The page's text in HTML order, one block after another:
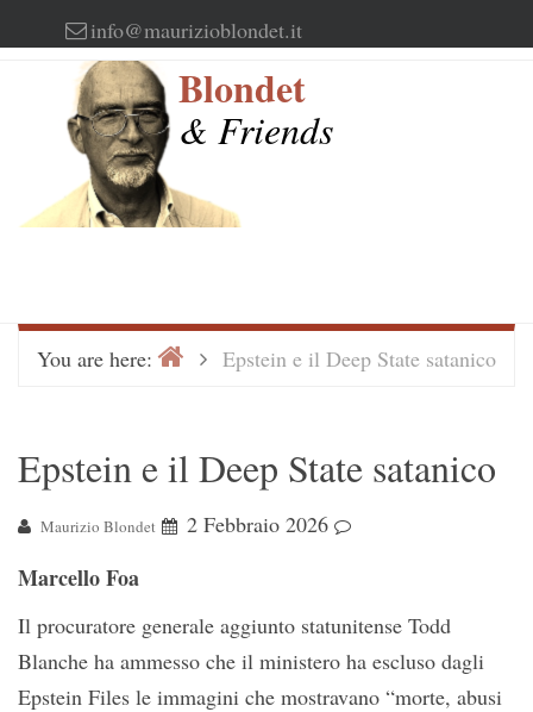
to
info@maurizioblondet.it
Blondet
& Friends
You are here: HomeEpstein e il Deep State satanico
Epstein e il Deep State satanico
Maurizio Blondet 2 Febbraio 2026
Marcello Foa
Il procuratore generale aggiunto statunitense Todd
Blanche ha ammesso che il ministero ha escluso dagli
Epstein Files le immagini che mostravano “morte, abusi